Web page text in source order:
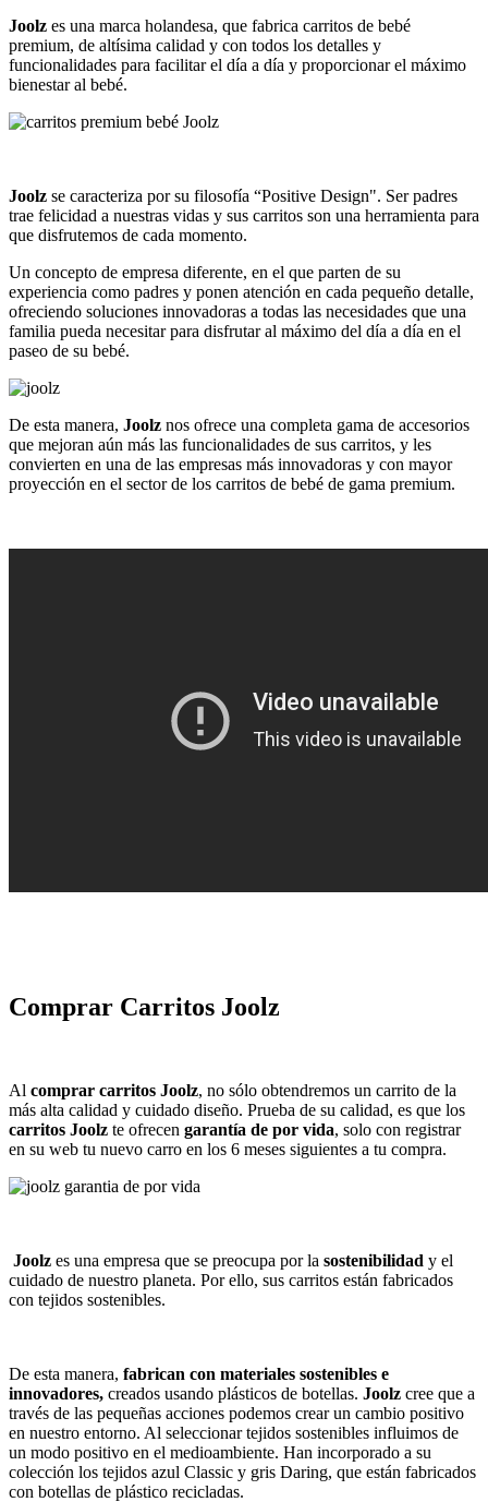
Joolz es una marca holandesa, que fabrica carritos de bebé
premium, de altísima calidad y con todos los detalles y
funcionalidades para facilitar el día a día y proporcionar el máximo
bienestar al bebé.
Joolz se caracteriza por su filosofía “Positive Design". Ser padres
trae felicidad a nuestras vidas y sus carritos son una herramienta para
que disfrutemos de cada momento.
Un concepto de empresa diferente, en el que parten de su
experiencia como padres y ponen atención en cada pequeño detalle,
ofreciendo soluciones innovadoras a todas las necesidades que una
familia pueda necesitar para disfrutar al máximo del día a día en el
paseo de su bebé.
De esta manera, Joolz nos ofrece una completa gama de accesorios
que mejoran aún más las funcionalidades de sus carritos, y les
convierten en una de las empresas más innovadoras y con mayor
proyección en el sector de los carritos de bebé de gama premium.
Comprar Carritos Joolz
Al comprar carritos Joolz, no sólo obtendremos un carrito de la
más alta calidad y cuidado diseño. Prueba de su calidad, es que los
carritos Joolz te ofrecen garantía de por vida, solo con registrar
en su web tu nuevo carro en los 6 meses siguientes a tu compra.
Joolz es una empresa que se preocupa por la sostenibilidad y el
cuidado de nuestro planeta. Por ello, sus carritos están fabricados
con tejidos sostenibles.
De esta manera, fabrican con materiales sostenibles e
innovadores, creados usando plásticos de botellas. Joolz cree que a
través de las pequeñas acciones podemos crear un cambio positivo
en nuestro entorno. Al seleccionar tejidos sostenibles influimos de
un modo positivo en el medioambiente. Han incorporado a su
colección los tejidos azul Classic y gris Daring, que están fabricados
con botellas de plástico recicladas.